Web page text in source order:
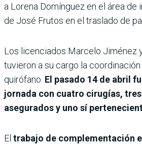
a Lorena Domínguez en el área de
de José Frutos en el traslado de
Los licenciados Marcelo Jiménez
tuvieron a su cargo la
quirófano. El pasado 14 de abril
jornada con cuatro cirugías,
asegurados y uno sí
El trabajo de complementación